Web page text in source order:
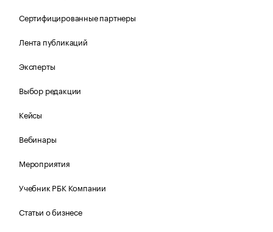
Сертифицированные партнеры
Лента публикаций
Эксперты
Выбор редакции
Кейсы
Вебинары
Мероприятия
Учебник РБК Компании
Статьи о бизнесе